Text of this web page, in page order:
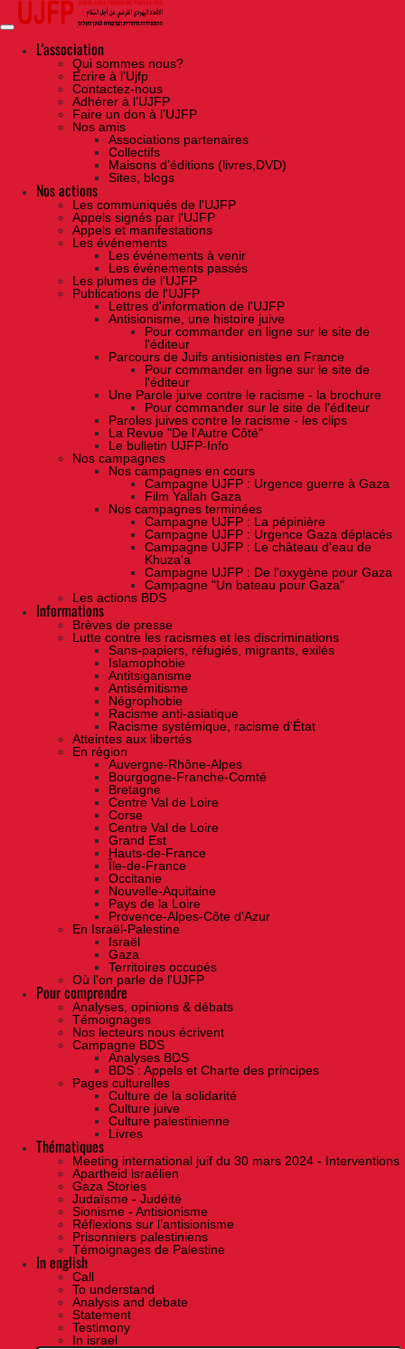
Skip
the
contentL'association
Qui sommes nous?
Ecrire à l’Ujfp
Contactez-nous
Adhérer à l’UJFP
Faire un don à l’UJFP
Nos amis
Associations partenaires
Collectifs
Maisons d’éditions (livres,DVD)
Sites, blogs
Nos actions
Les communiqués de l'UJFP
Appels signés par l'UJFP
Appels et manifestations
Les événements
Les événements à venir
Les événements passés
Les plumes de l'UJFP
Publications de l'UJFP
Lettres d'information de l'UJFP
Antisionisme, une histoire juive
Pour commander en ligne sur le site de
l'éditeur
Parcours de Juifs antisionistes en France
Pour commander en ligne sur le site de
l'éditeur
Une Parole juive contre le racisme - la brochure
Pour commander sur le site de l'éditeur
Paroles juives contre le racisme - les clips
La Revue "De l'Autre Côté"
Le bulletin UJFP-Info
Nos campagnes
Nos campagnes en cours
Campagne UJFP : Urgence guerre à Gaza
Film Yallah Gaza
Nos campagnes terminées
Campagne UJFP : La pépinière
Campagne UJFP : Urgence Gaza déplacés
Campagne UJFP : Le château d'eau de
Khuza'a
Campagne UJFP : De l'oxygène pour Gaza
Campagne "Un bateau pour Gaza"
Les actions BDS
Informations
Brèves de presse
Lutte contre les racismes et les discriminations
Sans-papiers, réfugiés, migrants, exilés
Islamophobie
Antitsiganisme
Antisémitisme
Négrophobie
Racisme anti-asiatique
Racisme systémique, racisme d'État
Atteintes aux libertés
En région
Auvergne-Rhône-Alpes
Bourgogne-Franche-Comté
Bretagne
Centre Val de Loire
Corse
Centre Val de Loire
Grand Est
Hauts-de-France
Île-de-France
Occitanie
Nouvelle-Aquitaine
Pays de la Loire
Provence-Alpes-Côte d'Azur
En Israël-Palestine
Israël
Gaza
Territoires occupés
Où l'on parle de l'UJFP
Pour comprendre
Analyses, opinions & débats
Témoignages
Nos lecteurs nous écrivent
Campagne BDS
Analyses BDS
BDS : Appels et Charte des principes
Pages culturelles
Culture de la solidarité
Culture juive
Culture palestinienne
Livres
Thématiques
Meeting international juif du 30 mars 2024 - Interventions
Apartheid israélien
Gaza Stories
Judaïsme - Judéité
Sionisme - Antisionisme
Réflexions sur l’antisionisme
Prisonniers palestiniens
Témoignages de Palestine
In english
Call
To understand
Analysis and debate
Statement
Testimony
In israel